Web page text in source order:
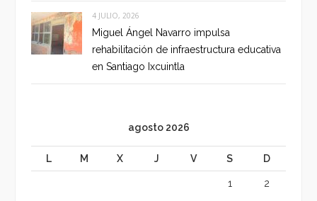
4 JULIO, 2026
Miguel Ángel Navarro impulsa
rehabilitación de infraestructura educativa
en Santiago Ixcuintla
agosto 2026
L M X J V S D
1 2